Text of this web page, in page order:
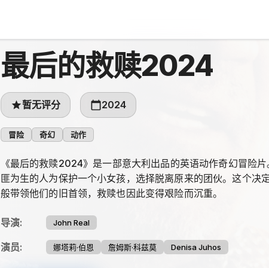
最后的救赎2024
暂无评分 2024
冒险 奇幻 动作
《最后的救赎2024》是一部意大利出品的英语动作奇幻冒险
匪为生的人为保护一个小女孩，选择脱离原来的团伙。这个决
般带领他们的旧首领，救赎也因此变得艰险而沉重。
导演: John Real
演员: 娜塔莉·伯恩 詹姆斯·科兹莫 Denisa Juhos